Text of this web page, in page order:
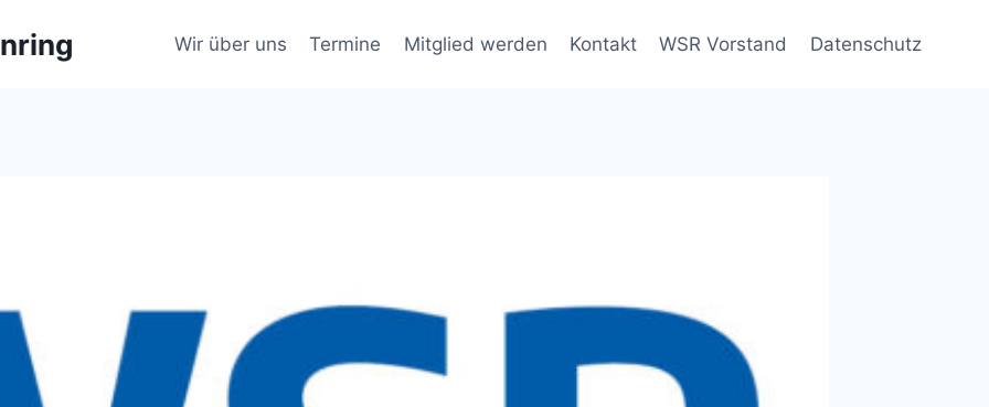
Wir über uns Termine Mitglied werden Kontakt WSR Vorstand Datenschutz